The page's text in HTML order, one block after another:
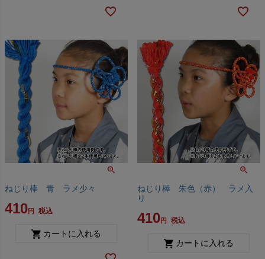
ねじり棒 青 ラメ少々
410 税込
カートに入れる
ねじり棒 朱色（赤） ラメ入
り
410 税込
カートに入れる